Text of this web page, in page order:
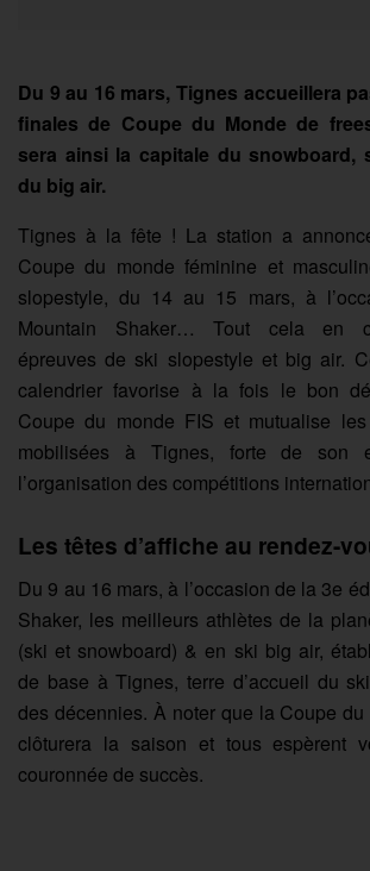
Du 9 au 16 mars, Tignes accueillera
finales de Coupe du Monde de
sera ainsi la capitale du snowboard,
du big air.
Tignes à la fête ! La station a
Coupe du monde féminine et
slopestyle, du 14 au 15 mars, à
Mountain Shaker… Tout cela en
épreuves de ski slopestyle et big air.
calendrier favorise à la fois le bon
Coupe du monde FIS et mutualise
mobilisées à Tignes, forte de son
l’organisation des compétitions
Les têtes d’affiche au rendez-
Du 9 au 16 mars, à l’occasion de la 3e
Shaker, les meilleurs athlètes de la
(ski et snowboard) & en ski big air,
de base à Tignes, terre d’accueil du
des décennies. À noter que la Coupe
clôturera la saison et tous espèrent
couronnée de succès.